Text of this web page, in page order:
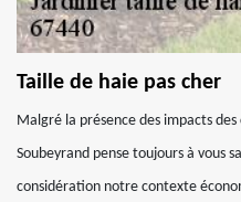
Taille de haie pas cher
Malgré la présence des impacts
Soubeyrand pense toujours à vous
considération notre contexte